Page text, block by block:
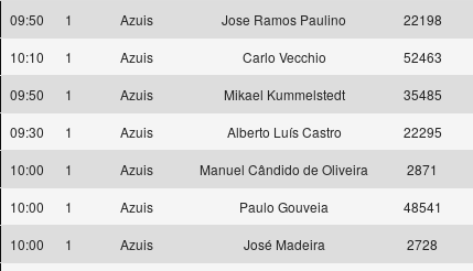
09:50
1 Azuis Jose Ramos Paulino 22198
10:10
1 Azuis Carlo Vecchio 52463
09:50
1 Azuis Mikael Kummelstedt 35485
09:30
1 Azuis Alberto Luís Castro 22295
10:00
1 Azuis Manuel Cândido de Oliveira 2871
10:00
1 Azuis Paulo Gouveia 48541
10:00
1 Azuis José Madeira 2728